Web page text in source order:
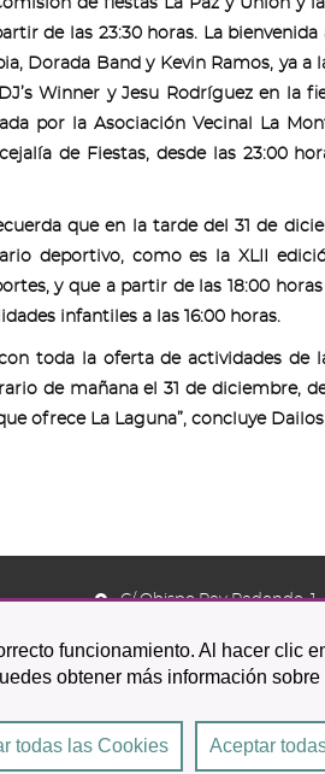
funcionamiento. Al hacer clic
obtener más información
todas las Cookies Aceptar
de fiestas La Paz y Unión y
de las 23:30 horas. La
Dorada Band y Kevin Ramos, ya
Winner y Jesu Rodríguez en la
por la Asociación Vecinal La
de Fiestas, desde las 23:00
que en la tarde del 31 de
deportivo, como es la XLII
y que a partir de las 18:00
infantiles a las 16:00 horas.
toda la oferta de actividades de
de mañana el 31 de diciembre,
ofrece La Laguna”, concluye Dailos
C/ Obispo Rey Redondo, 1.
922 601 100
Cristóbal de La Laguna | Condiciones